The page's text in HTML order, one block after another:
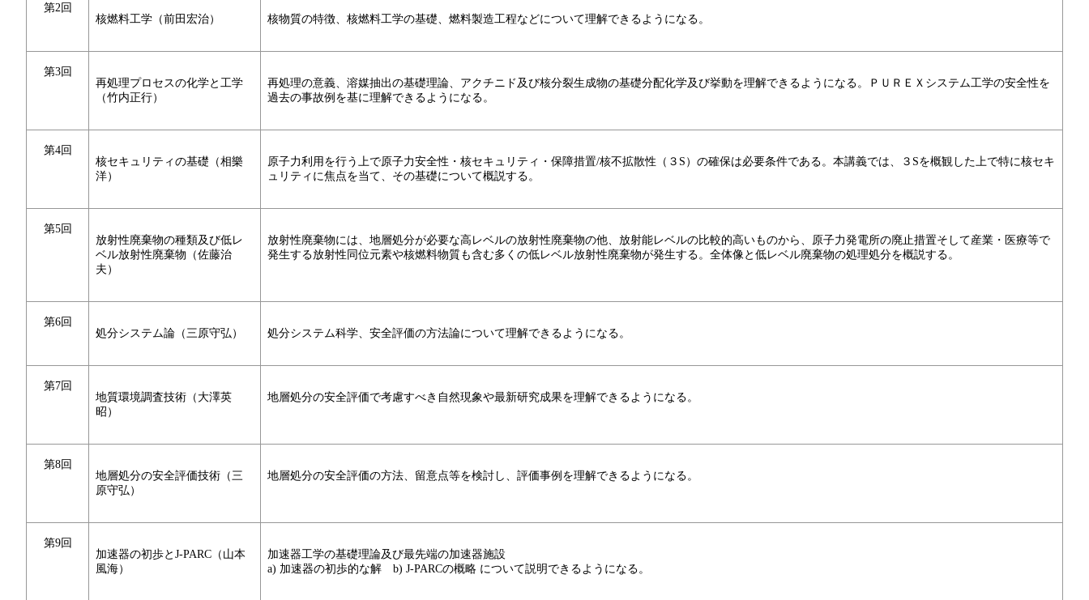
第2回
核燃料工学（前田宏治）
核物質の特徴、核燃料工学の基礎、燃料製造工程などについて理解できるようになる。
第3回
再処理プロセスの化学と工学
（竹内正行）
再処理の意義、溶媒抽出の基礎理論、アクチニド及び核分裂生成物の基礎分配化学及び挙動を理解できるようになる。ＰＵＲＥＸシステム工学の安全性を
過去の事故例を基に理解できるようになる。
第4回
核セキュリティの基礎（相樂
洋）
原子力利用を行う上で原子力安全性・核セキュリティ・保障措置/核不拡散性（３S）の確保は必要条件である。本講義では、３Sを概観した上で特に核セキ
ュリティに焦点を当て、その基礎について概説する。
第5回
放射性廃棄物の種類及び低レ
ベル放射性廃棄物（佐藤治
夫）
放射性廃棄物には、地層処分が必要な高レベルの放射性廃棄物の他、放射能レベルの比較的高いものから、原子力発電所の廃止措置そして産業・医療等で
発生する放射性同位元素や核燃料物質も含む多くの低レベル放射性廃棄物が発生する。全体像と低レベル廃棄物の処理処分を概説する。
第6回
処分システム論（三原守弘）
処分システム科学、安全評価の方法論について理解できるようになる。
第7回
地質環境調査技術（大澤英
昭）
地層処分の安全評価で考慮すべき自然現象や最新研究成果を理解できるようになる。
第8回
地層処分の安全評価技術（三
原守弘）
地層処分の安全評価の方法、留意点等を検討し、評価事例を理解できるようになる。
第9回
加速器の初歩とJ-PARC（山本
風海）
加速器工学の基礎理論及び最先端の加速器施設
a) 加速器の初歩的な解 b) J-PARCの概略 について説明できるようになる。